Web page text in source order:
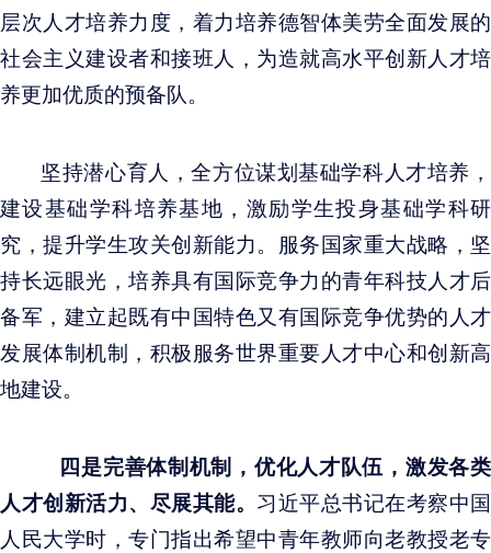
层次人才培养力度，着力培养德智体美劳全面发展的
社会主义建设者和接班人，为造就高水平创新人才培
养更加优质的预备队。
坚持潜心育人，全方位谋划基础学科人才培养，
建设基础学科培养基地，激励学生投身基础学科研
究，提升学生攻关创新能力。服务国家重大战略，坚
持长远眼光，培养具有国际竞争力的青年科技人才后
备军，建立起既有中国特色又有国际竞争优势的人才
发展体制机制，积极服务世界重要人才中心和创新高
地建设。
四是完善体制机制，优化人才队伍，激发各类
人才创新活力、尽展其能。 习近平总书记在考察中国
人民大学时，专门指出希望中青年教师向老教授老专